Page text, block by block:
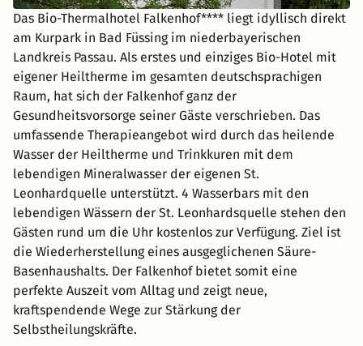
Das Bio-Thermalhotel Falkenhof**** liegt idyllisch direkt
am Kurpark in Bad Füssing im niederbayerischen
Landkreis Passau. Als erstes und einziges Bio-Hotel mit
eigener Heiltherme im gesamten deutschsprachigen
Raum, hat sich der Falkenhof ganz der
Gesundheitsvorsorge seiner Gäste verschrieben. Das
umfassende Therapieangebot wird durch das heilende
Wasser der Heiltherme und Trinkkuren mit dem
lebendigen Mineralwasser der eigenen St.
Leonhardquelle unterstützt. 4 Wasserbars mit den
lebendigen Wässern der St. Leonhardsquelle stehen den
Gästen rund um die Uhr kostenlos zur Verfügung. Ziel ist
die Wiederherstellung eines ausgeglichenen Säure-
Basenhaushalts. Der Falkenhof bietet somit eine
perfekte Auszeit vom Alltag und zeigt neue,
kraftspendende Wege zur Stärkung der
Selbstheilungskräfte.